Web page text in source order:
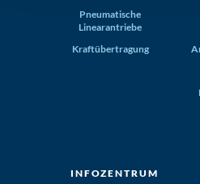
Pneumatische
Linearantriebe
Kraftübertragung
INFOZENTRUM